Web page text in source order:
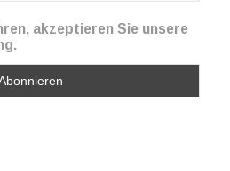
akzeptieren Sie unsere